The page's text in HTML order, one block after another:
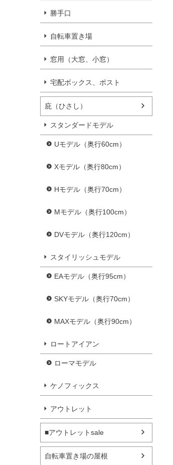
勝手口
自転車置き場
窓用（大窓、小窓）
宅配ボックス、ポスト
庇（ひさし）
スタンダードモデル
Uモデル（奥行60cm）
Xモデル（奥行80cm）
Hモデル（奥行70cm）
Mモデル（奥行100cm）
DVモデル（奥行120cm）
スタイリッシュモデル
EAモデル（奥行95cm）
SKYモデル（奥行70cm）
MAXモデル（奥行90cm）
ロートアイアン
ローマモデル
ケノフィックス
アウトレット
■アウトレットsale
自転車置き場の屋根